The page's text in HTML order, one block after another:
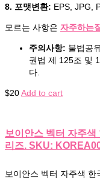
8. 포맷변환: EPS, JPG,
모르는 사항은 자주하는
주의사항: 불법공
권법 제 125조 및
다.
$20Add to cart
보이안스 벡터 자주색
리즈. SKU:
보이안스 벡터 자주색